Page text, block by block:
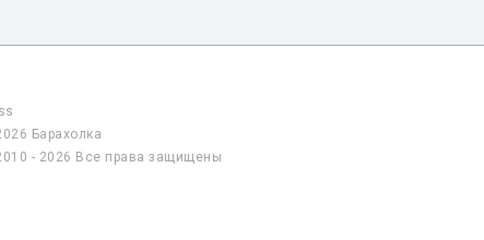
Барахолка
- 2026 Все права защищены